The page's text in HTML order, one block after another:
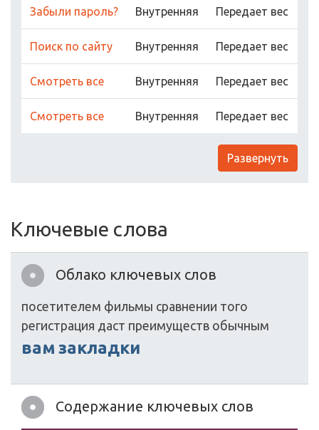
Забыли пароль? Внутренняя Передает вес
Поиск по сайту Внутренняя Передает вес
Cмотреть все Внутренняя Передает вес
Cмотреть все Внутренняя Передает вес
Развернуть
Ключевые слова
Облако ключевых слов
посетителем фильмы сравнении того
регистрация даст преимуществ обычным
вам закладки
Содержание ключевых слов